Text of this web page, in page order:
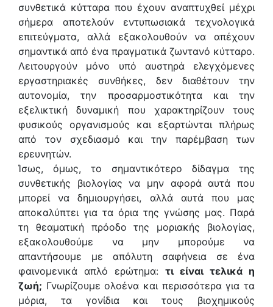
συνθετικά κύτταρα που έχουν αναπτυχθεί μέχρι
σήμερα αποτελούν εντυπωσιακά τεχνολογικά
επιτεύγματα, αλλά εξακολουθούν να απέχουν
σημαντικά από ένα πραγματικά ζωντανό κύτταρο.
Λειτουργούν μόνο υπό αυστηρά ελεγχόμενες
εργαστηριακές συνθήκες, δεν διαθέτουν την
αυτονομία, την προσαρμοστικότητα και την
εξελικτική δυναμική που χαρακτηρίζουν τους
φυσικούς οργανισμούς και εξαρτώνται πλήρως
από τον σχεδιασμό και την παρέμβαση των
ερευνητών.
Ίσως, όμως, το σημαντικότερο δίδαγμα της
συνθετικής βιολογίας να μην αφορά αυτά που
μπορεί να δημιουργήσει, αλλά αυτά που μας
αποκαλύπτει για τα όρια της γνώσης μας. Παρά
τη θεαματική πρόοδο της μοριακής βιολογίας,
εξακολουθούμε να μην μπορούμε να
απαντήσουμε με απόλυτη σαφήνεια σε ένα
φαινομενικά απλό ερώτημα: τι είναι τελικά η
ζωή; Γνωρίζουμε ολοένα και περισσότερα για τα
μόρια, τα γονίδια και τους βιοχημικούς